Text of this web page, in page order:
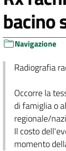
bacino
Navigazione
Radiografia
Occorre la
di famiglia o
regionale/
Il costo
momento